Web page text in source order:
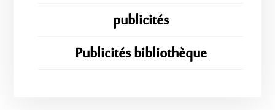
publicités
Publicités bibliothèque